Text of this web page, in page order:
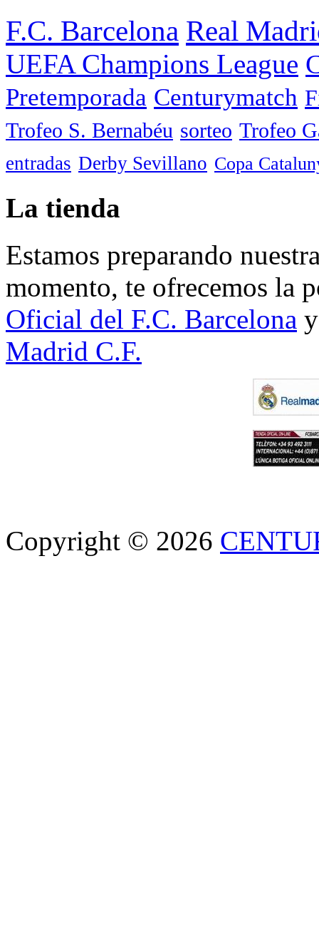
F.C. Barcelona Real
UEFA Champions League
Pretemporada Centurymatch
Trofeo S. Bernabéu sorteo Trofeo
entradas Derby Sevillano Copa
La tienda
Estamos preparando
momento, te ofrecemos la
Oficial del F.C. Barcelona
Madrid C.F.
Copyright © 2026